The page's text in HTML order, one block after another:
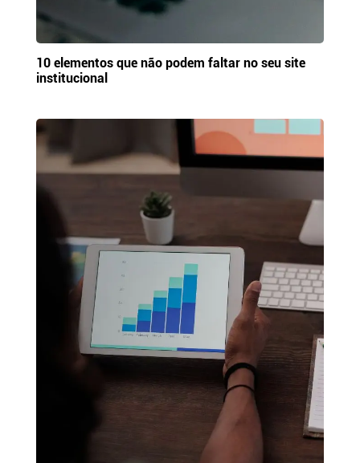
10 elementos que não podem faltar no seu site
institucional